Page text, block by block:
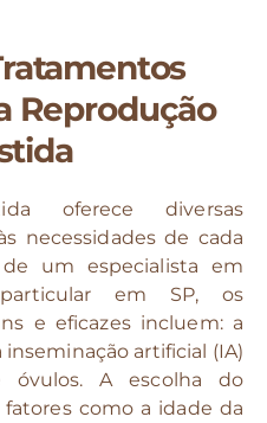
Reprodução
oferece diversas
necessidades de cada
um especialista em
particular em SP, os
e eficazes incluem: a
inseminação artificial (IA)
A escolha do
como a idade da